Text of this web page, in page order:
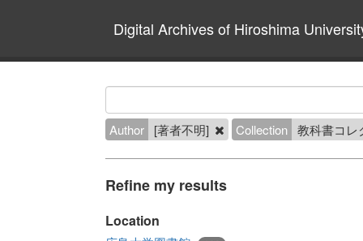
Digital Archives of Hiroshima
Author [著者不明] Collection 教科書コ
Refine my results
Location